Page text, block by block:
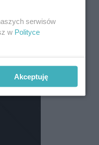
w
serwisów
w Polityce
Akceptuję